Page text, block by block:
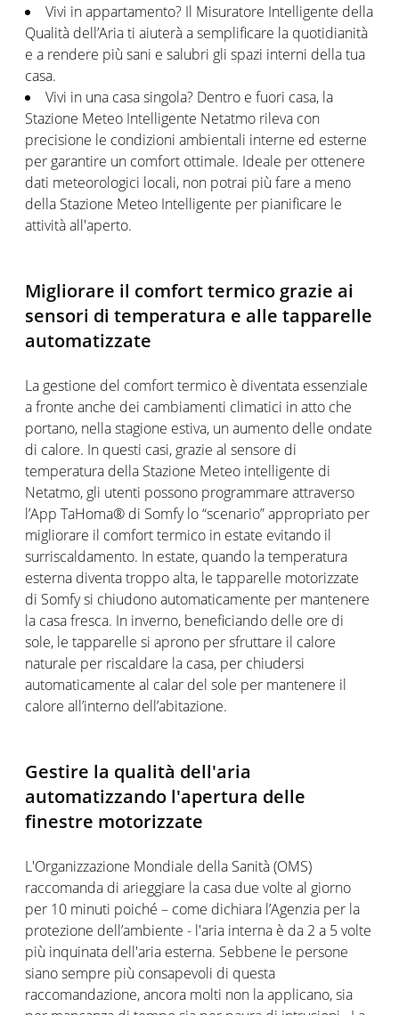
Vivi in appartamento? Il Misuratore Intelligente della
Qualità dell’Aria ti aiuterà a semplificare la quotidianità
e a rendere più sani e salubri gli spazi interni della tua
casa.
Vivi in una casa singola? Dentro e fuori casa, la
Stazione Meteo Intelligente Netatmo rileva con
precisione le condizioni ambientali interne ed esterne
per garantire un comfort ottimale. Ideale per ottenere
dati meteorologici locali, non potrai più fare a meno
della Stazione Meteo Intelligente per pianificare le
attività all'aperto.
Migliorare il comfort termico grazie ai
sensori di temperatura e alle tapparelle
automatizzate
La gestione del comfort termico è diventata essenziale
a fronte anche dei cambiamenti climatici in atto che
portano, nella stagione estiva, un aumento delle ondate
di calore. In questi casi, grazie al sensore di
temperatura della Stazione Meteo intelligente di
Netatmo, gli utenti possono programmare attraverso
l’App TaHoma® di Somfy lo “scenario” appropriato per
migliorare il comfort termico in estate evitando il
surriscaldamento. In estate, quando la temperatura
esterna diventa troppo alta, le tapparelle motorizzate
di Somfy si chiudono automaticamente per mantenere
la casa fresca. In inverno, beneficiando delle ore di
sole, le tapparelle si aprono per sfruttare il calore
naturale per riscaldare la casa, per chiudersi
automaticamente al calar del sole per mantenere il
calore all’interno dell’abitazione.
Gestire la qualità dell'aria
automatizzando l'apertura delle
finestre motorizzate
L'Organizzazione Mondiale della Sanità (OMS)
raccomanda di arieggiare la casa due volte al giorno
per 10 minuti poiché – come dichiara l’Agenzia per la
protezione dell’ambiente - l'aria interna è da 2 a 5 volte
più inquinata dell'aria esterna. Sebbene le persone
siano sempre più consapevoli di questa
raccomandazione, ancora molti non la applicano, sia